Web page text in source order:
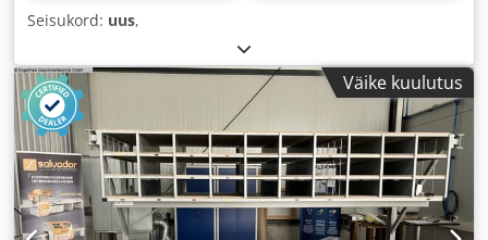
Seisukord: uus,
Väike kuulutus